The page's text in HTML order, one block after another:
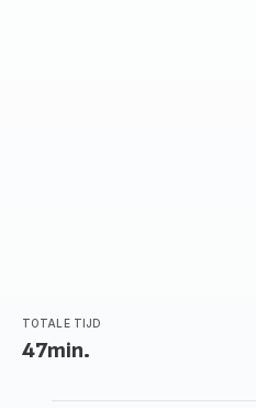
TOTALE TIJD
47min.